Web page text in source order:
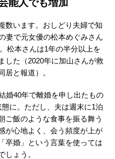
能人でも増加
数います。おしどり夫婦で知
妻で元女優の松本めぐみさん
松本さんは1年の半分以上を
した（2020年に加山さんが救
居と報道）。
婚40年で離婚を申し出たもの
に。ただし、夫は週末に1泊
ご飯のような食事を振る舞う
が心地よく、会う頻度が上が
卒婚」という言葉を使っては
しょう。